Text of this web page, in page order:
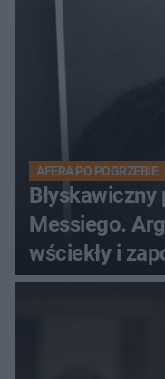
AFERA PO POGRZEBIE
Messiego.
wściekły i